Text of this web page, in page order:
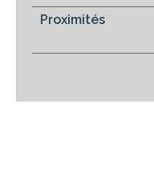
Proximités